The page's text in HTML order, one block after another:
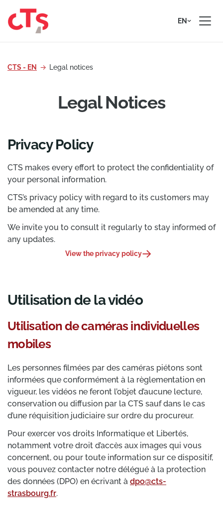
EN
CTS - EN Legal notices
Legal Notices
Privacy Policy
CTS makes every effort to protect the confidentiality of
your personal information.
CTS’s privacy policy with regard to its customers may
be amended at any time.
We invite you to consult it regularly to stay informed of
any updates.
View the privacy policy
Utilisation de la vidéo
Utilisation de caméras individuelles
mobiles
Les personnes filmées par des caméras piétons sont
informées que conformément à la règlementation en
vigueur, les vidéos ne feront l’objet d’aucune lecture,
conservation ou diffusion par la CTS sauf dans le cas
d’une réquisition judiciaire sur ordre du procureur.
Pour exercer vos droits Informatique et Libertés,
notamment votre droit d’accès aux images qui vous
concernent, ou pour toute information sur ce dispositif,
vous pouvez contacter notre délégué à la protection
des données (DPO) en écrivant à dpo@cts-
strasbourg.fr.